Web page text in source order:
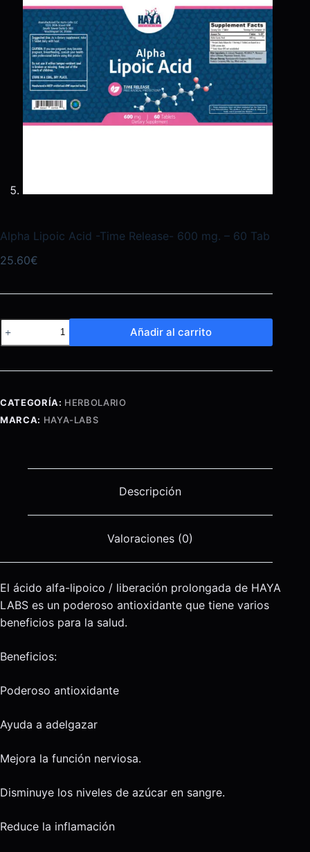
Alpha Lipoic Acid -Time Release- 600 mg. – 60 Tab
25.60€
Lipoic
-
Release-
600
Añadir al carrito
CATEGORÍA: HERBOLARIO
MARCA: HAYA-LABS
Descripción
Valoraciones (0)
El ácido alfa-lipoico / liberación prolongada de HAYA
LABS es un poderoso antioxidante que tiene varios
beneficios para la salud.
Beneficios:
Poderoso antioxidante
Ayuda a adelgazar
Mejora la función nerviosa.
Disminuye los niveles de azúcar en sangre.
Reduce la inflamación